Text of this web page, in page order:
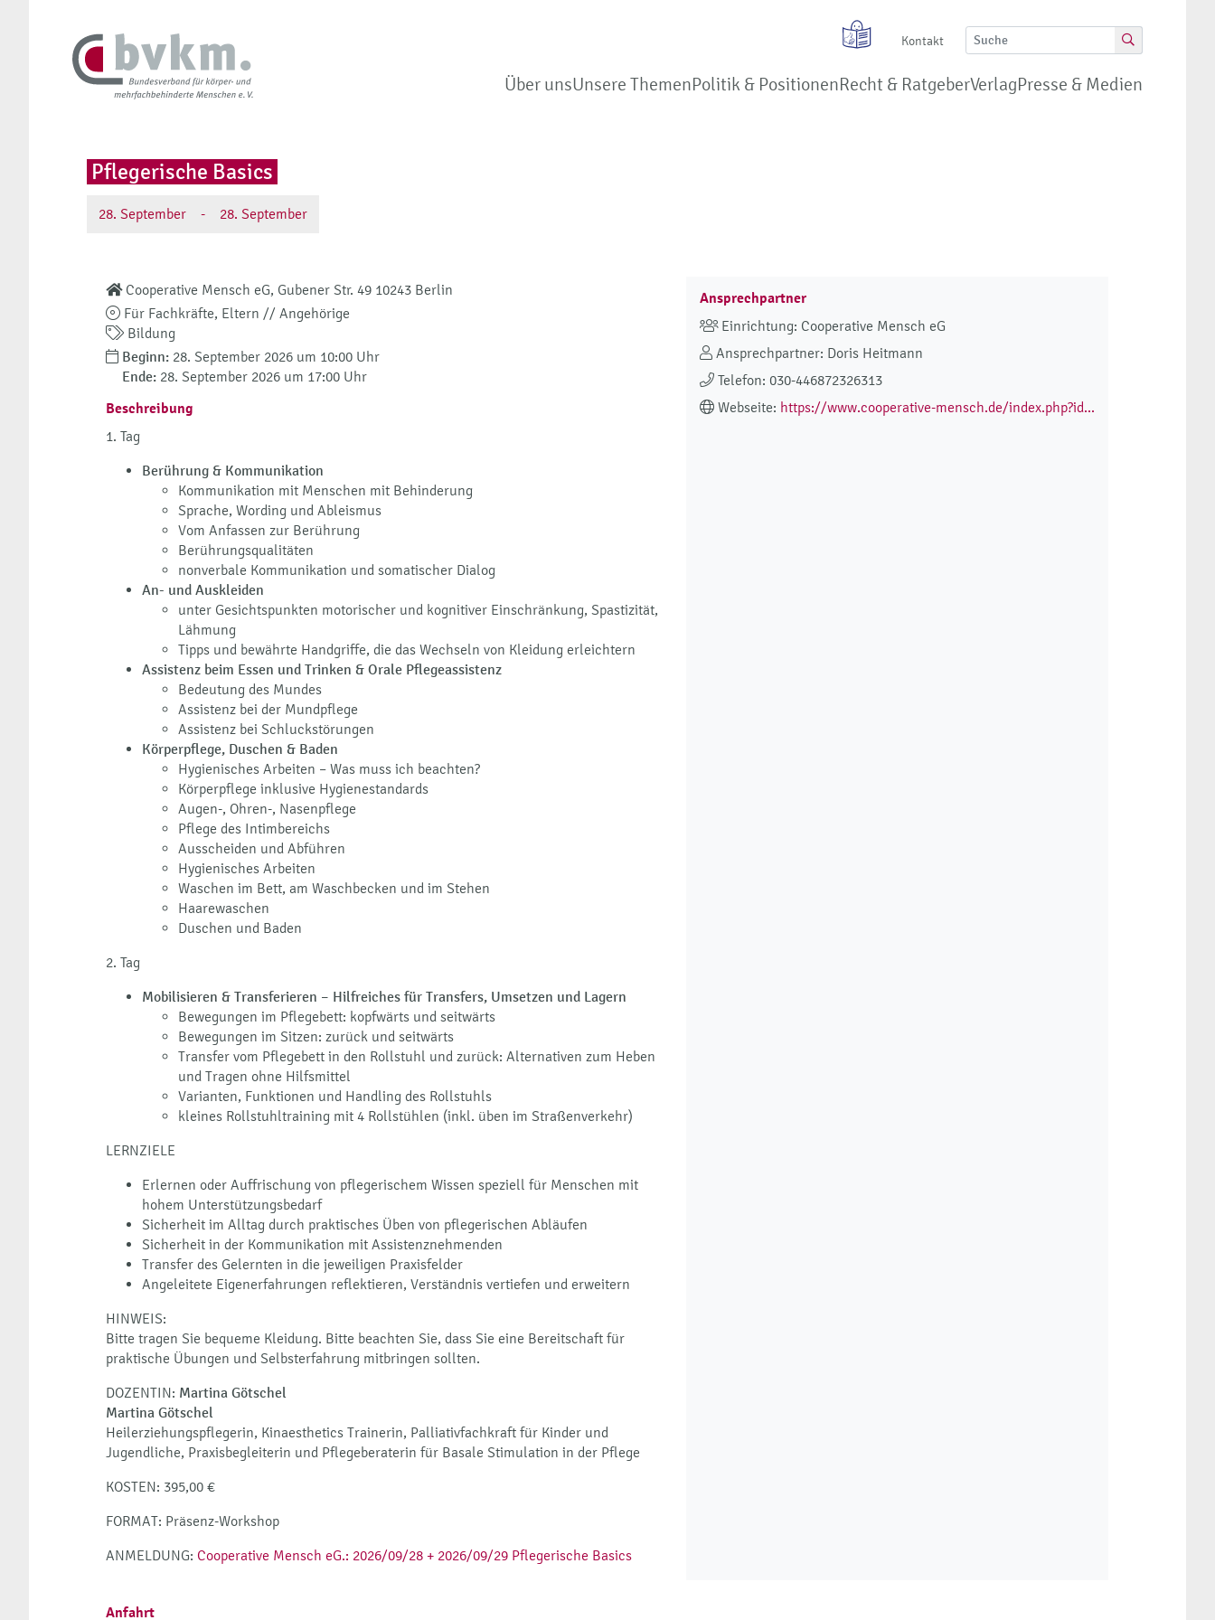
Kontakt
Über unsUnsere ThemenPolitik & PositionenRecht & RatgeberVerlagPresse & Medien
Pflegerische Basics
28. September - 28. September
Cooperative Mensch eG, Gubener Str. 49 10243 Berlin
Für Fachkräfte, Eltern // Angehörige
Bildung
Beginn: 28. September 2026 um 10:00 Uhr
Ende: 28. September 2026 um 17:00 Uhr
Beschreibung
1. Tag
Berührung & Kommunikation
Kommunikation mit Menschen mit Behinderung
Sprache, Wording und Ableismus
Vom Anfassen zur Berührung
Berührungsqualitäten
nonverbale Kommunikation und somatischer Dialog
An- und Auskleiden
unter Gesichtspunkten motorischer und kognitiver Einschränkung, Spastizität,
Lähmung
Tipps und bewährte Handgriffe, die das Wechseln von Kleidung erleichtern
Assistenz beim Essen und Trinken & Orale Pflegeassistenz
Bedeutung des Mundes
Assistenz bei der Mundpflege
Assistenz bei Schluckstörungen
Körperpflege, Duschen & Baden
Hygienisches Arbeiten – Was muss ich beachten?
Körperpflege inklusive Hygienestandards
Augen-, Ohren-, Nasenpflege
Pflege des Intimbereichs
Ausscheiden und Abführen
Hygienisches Arbeiten
Waschen im Bett, am Waschbecken und im Stehen
Haarewaschen
Duschen und Baden
2. Tag
Mobilisieren & Transferieren – Hilfreiches für Transfers, Umsetzen und Lagern
Bewegungen im Pflegebett: kopfwärts und seitwärts
Bewegungen im Sitzen: zurück und seitwärts
Transfer vom Pflegebett in den Rollstuhl und zurück: Alternativen zum Heben
und Tragen ohne Hilfsmittel
Varianten, Funktionen und Handling des Rollstuhls
kleines Rollstuhltraining mit 4 Rollstühlen (inkl. üben im Straßenverkehr)
LERNZIELE
Erlernen oder Auffrischung von pflegerischem Wissen speziell für Menschen mit
hohem Unterstützungsbedarf
Sicherheit im Alltag durch praktisches Üben von pflegerischen Abläufen
Sicherheit in der Kommunikation mit Assistenznehmenden
Transfer des Gelernten in die jeweiligen Praxisfelder
Angeleitete Eigenerfahrungen reflektieren, Verständnis vertiefen und erweitern
HINWEIS:
Bitte tragen Sie bequeme Kleidung. Bitte beachten Sie, dass Sie eine Bereitschaft für
praktische Übungen und Selbsterfahrung mitbringen sollten.
DOZENTIN: Martina Götschel
Martina Götschel
Heilerziehungspflegerin, Kinaesthetics Trainerin, Palliativfachkraft für Kinder und
Jugendliche, Praxisbegleiterin und Pflegeberaterin für Basale Stimulation in der Pflege
KOSTEN: 395,00 €
FORMAT: Präsenz-Workshop
ANMELDUNG: Cooperative Mensch eG.: 2026/09/28 + 2026/09/29 Pflegerische Basics
Ansprechpartner
Einrichtung: Cooperative Mensch eG
Ansprechpartner: Doris Heitmann
Telefon: 030-446872326313
Webseite: https://www.cooperative-mensch.de/index.php?id...
Anfahrt